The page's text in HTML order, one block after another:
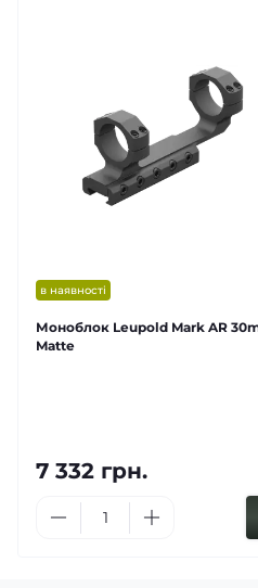
в наявності
Моноблок Leupold Mark AR
Matte
7 332 грн.